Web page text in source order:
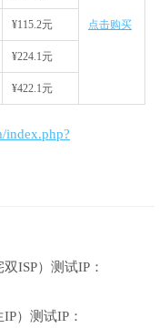
点击购买
¥115.2元
¥224.1元
¥422.1元
index.php?
ISP）测试IP：
）测试IP：